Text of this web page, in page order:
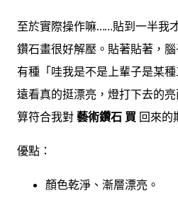
至於實際操作嘛……貼到一半我
鑽石畫很好解壓。貼著貼著，
有種「哇我是不是上輩子是某
遠看真的挺漂亮，燈打下去的
算符合我對 藝術鑽石 買 回來的
優點：
顏色乾淨、漸層漂亮。